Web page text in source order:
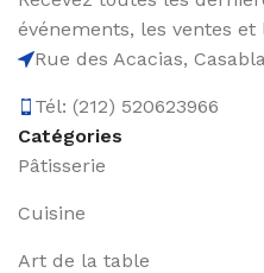
événements, les ventes et
Rue des Acacias,
Tél: (212) 520623966
Catégories
Pâtisserie
Cuisine
Art de la table